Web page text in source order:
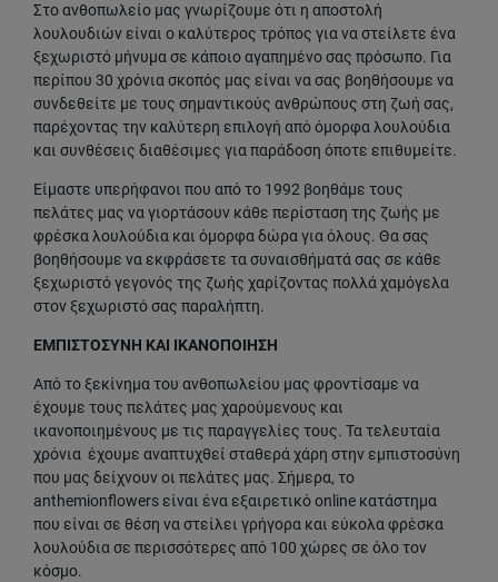
Στο ανθοπωλείο μας γνωρίζουμε ότι η αποστολή
λουλουδιών είναι ο καλύτερος τρόπος για να στείλετε ένα
ξεχωριστό μήνυμα σε κάποιο αγαπημένο σας πρόσωπο. Για
περίπου 30 χρόνια σκοπός μας είναι να σας βοηθήσουμε να
συνδεθείτε με τους σημαντικούς ανθρώπους στη ζωή σας,
παρέχοντας την καλύτερη επιλογή από όμορφα λουλούδια
και συνθέσεις διαθέσιμες για παράδοση όποτε επιθυμείτε.
Είμαστε υπερήφανοι που από το 1992 βοηθάμε τους
πελάτες μας να γιορτάσουν κάθε περίσταση της ζωής με
φρέσκα λουλούδια και όμορφα δώρα για όλους. Θα σας
βοηθήσουμε να εκφράσετε τα συναισθήματά σας σε κάθε
ξεχωριστό γεγονός της ζωής χαρίζοντας πολλά χαμόγελα
στον ξεχωριστό σας παραλήπτη.
ΕΜΠΙΣΤΟΣΥΝΗ ΚΑΙ ΙΚΑΝΟΠΟΙΗΣΗ
Από το ξεκίνημα του ανθοπωλείου μας φροντίσαμε να
έχουμε τους πελάτες μας χαρούμενους και
ικανοποιημένους με τις παραγγελίες τους. Τα τελευταία
χρόνια έχουμε αναπτυχθεί σταθερά χάρη στην εμπιστοσύνη
που μας δείχνουν οι πελάτες μας. Σήμερα, το
anthemionflowers είναι ένα εξαιρετικό online κατάστημα
που είναι σε θέση να στείλει γρήγορα και εύκολα φρέσκα
λουλούδια σε περισσότερες από 100 χώρες σε όλο τον
κόσμο.